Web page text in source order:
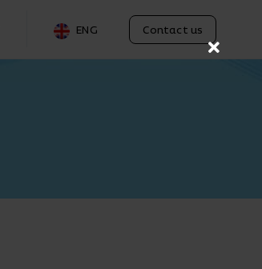
ENG Contact us